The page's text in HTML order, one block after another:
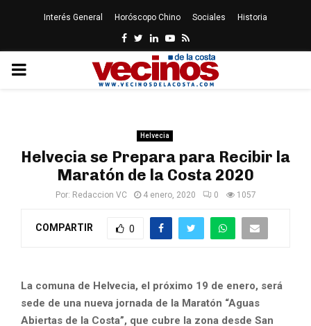
Interés General Horóscopo Chino Sociales Historia
Facebook
Twitter
LinkedinYoutube
Rss
PRIMARY
Helvecia
Helvecia se Prepara para Recibir la
Maratón de la Costa 2020
Por: Redaccion VC 4 enero, 2020 0 1057
COMPARTIR 0
La comuna de Helvecia, el próximo 19 de enero, será
sede de una nueva jornada de la Maratón “Aguas
Abiertas de la Costa”, que cubre la zona desde San